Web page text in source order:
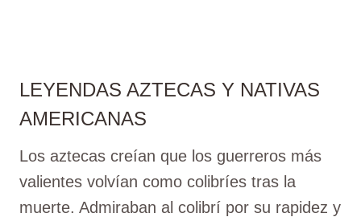
LEYENDAS AZTECAS Y NATIVAS
AMERICANAS
Los aztecas creían que los guerreros más
valientes volvían como colibríes tras la
muerte. Admiraban al colibrí por su rapidez y